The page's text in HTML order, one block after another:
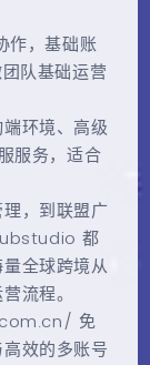
作，基础账
队基础运营
环境、高级
服务，适合
，到联盟广
都
全球跨境从
流程。
免
效的多账号